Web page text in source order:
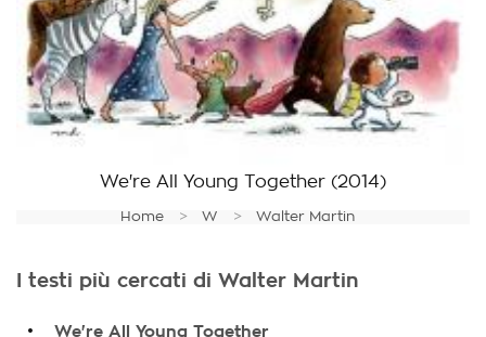
We're All Young Together (2014)
Home W Walter Martin
I testi più cercati di Walter Martin
. We're All Young Together